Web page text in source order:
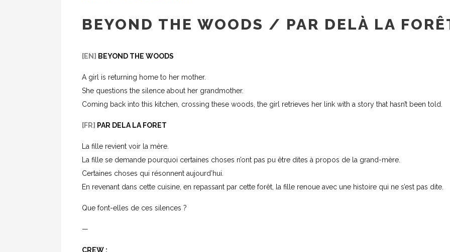
BEYOND THE WOODS / PAR DELÀ LA
[EN] BEYOND THE WOODS
A girl is returning home to her mother.
She questions the silence about her grandmother.
Coming back into this kitchen, crossing these woods, the girl retrieves her link with a story that hasn’t been told.
[FR] PAR DELA LA FORET
La fille revient voir la mère.
La fille se demande pourquoi certaines choses n’ont pas pu être dites à propos de la grand-mère.
Certaines choses qui résonnent aujourd’hui.
En revenant dans cette cuisine, en repassant par cette forêt, la fille renoue avec une histoire qui ne s’est pas dite.
Que font-elles de ces silences ?
—
CREW :